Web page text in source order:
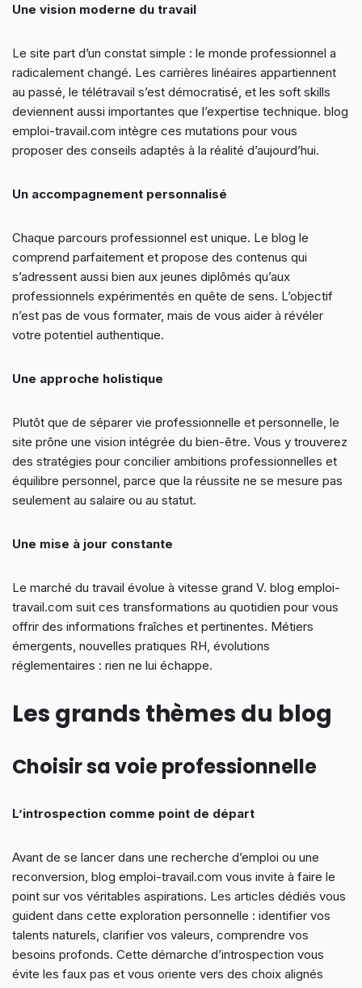
Une vision moderne du travail
Le site part d’un constat simple : le monde professionnel a
radicalement changé. Les carrières linéaires appartiennent
au passé, le télétravail s’est démocratisé, et les soft skills
deviennent aussi importantes que l’expertise technique. blog
emploi-travail.com intègre ces mutations pour vous
proposer des conseils adaptés à la réalité d’aujourd’hui.
Un accompagnement personnalisé
Chaque parcours professionnel est unique. Le blog le
comprend parfaitement et propose des contenus qui
s’adressent aussi bien aux jeunes diplômés qu’aux
professionnels expérimentés en quête de sens. L’objectif
n’est pas de vous formater, mais de vous aider à révéler
votre potentiel authentique.
Une approche holistique
Plutôt que de séparer vie professionnelle et personnelle, le
site prône une vision intégrée du bien-être. Vous y trouverez
des stratégies pour concilier ambitions professionnelles et
équilibre personnel, parce que la réussite ne se mesure pas
seulement au salaire ou au statut.
Une mise à jour constante
Le marché du travail évolue à vitesse grand V. blog emploi-
travail.com suit ces transformations au quotidien pour vous
offrir des informations fraîches et pertinentes. Métiers
émergents, nouvelles pratiques RH, évolutions
réglementaires : rien ne lui échappe.
Les grands thèmes du blog
Choisir sa voie professionnelle
L’introspection comme point de départ
Avant de se lancer dans une recherche d’emploi ou une
reconversion, blog emploi-travail.com vous invite à faire le
point sur vos véritables aspirations. Les articles dédiés vous
guident dans cette exploration personnelle : identifier vos
talents naturels, clarifier vos valeurs, comprendre vos
besoins profonds. Cette démarche d’introspection vous
évite les faux pas et vous oriente vers des choix alignés